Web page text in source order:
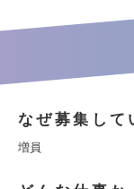
なぜ募集して
増員